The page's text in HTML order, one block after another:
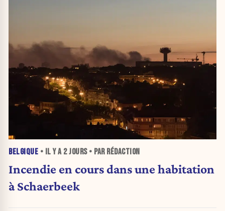
BELGIQUE • IL Y A 2 JOURS• PAR RÉDACTION
Incendie en cours dans une habitation
à Schaerbeek